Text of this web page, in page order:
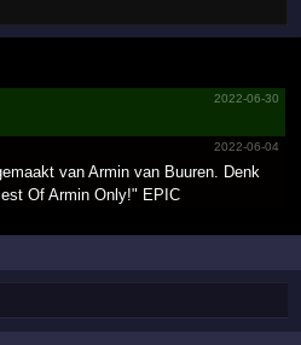
2022-06-30
2022-06-04
van Armin van Buuren. Denk
Of Armin Only!" EPIC